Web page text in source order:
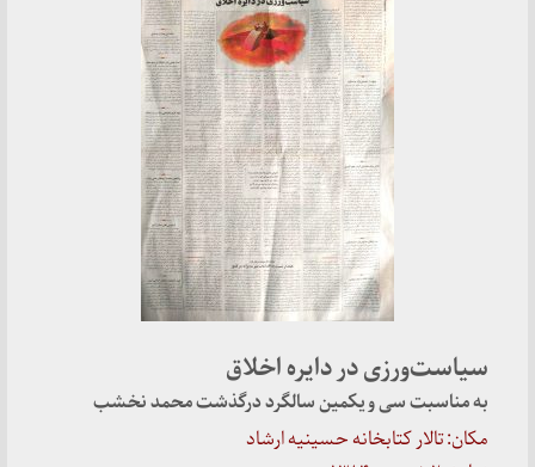
سیاست‌ورزی در دایره اخلاق
به مناسبت سی و یکمین سالگرد درگذشت محمد نخشب
مکان: تالار کتابخانه حسینیه ارشاد